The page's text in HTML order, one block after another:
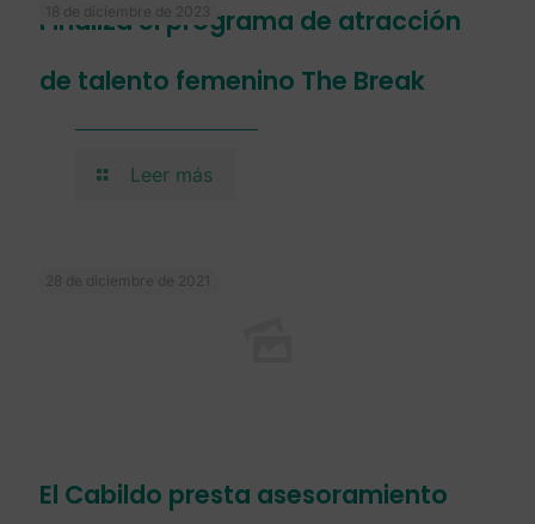
18 de diciembre de 2023
Finaliza el programa de atracción
de talento femenino The Break
Leer más
28 de diciembre de 2021
El Cabildo presta asesoramiento